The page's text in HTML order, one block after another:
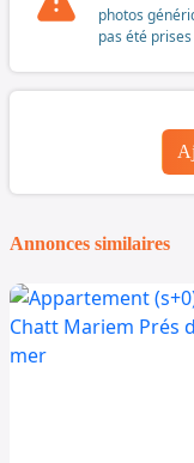
photos
pas été
Annonces similaires